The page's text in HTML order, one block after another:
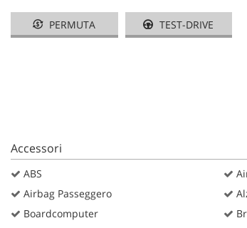
PERMUTA TEST-DRIVE
Accessori
ABS
Airbag Passeggero
Boardcomputer